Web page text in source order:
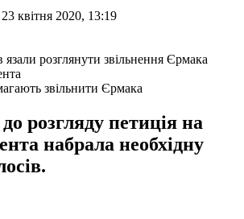
квітня 2020, 13:19
звільнити Єрмака
розгляду петиція на
набрала необхідну